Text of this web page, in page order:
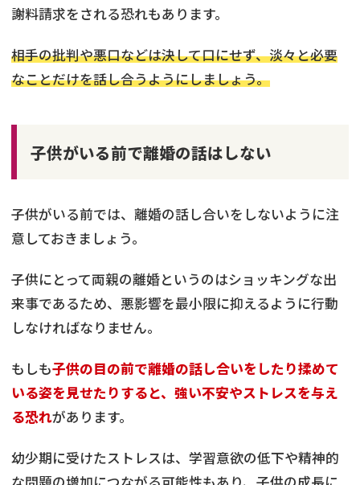
謝料請求をされる恐れもあります。
相手の批判や悪口などは決して口にせず、淡々と必要
なことだけを話し合うようにしましょう。
子供がいる前で離婚の話はしない
子供がいる前では、離婚の話し合いをしないように注
意しておきましょう。
子供にとって両親の離婚というのはショッキングな出
来事であるため、悪影響を最小限に抑えるように行動
しなければなりません。
もしも子供の目の前で離婚の話し合いをしたり揉めて
いる姿を見せたりすると、強い不安やストレスを与え
る恐れがあります。
幼少期に受けたストレスは、学習意欲の低下や精神的